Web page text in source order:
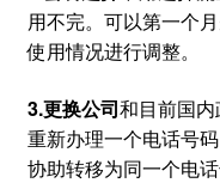
用不完。可以第一个
使用情况进行调整。
3.更换公司和目前国
重新办理一个电话号
协助转移为同一个电话